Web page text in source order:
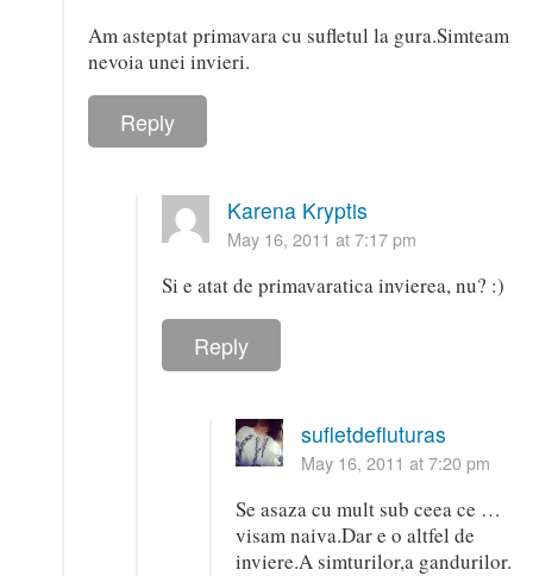
Am asteptat primavara cu sufletul la gura.Simteam
nevoia unei invieri.
Reply
Karena Kryptis
May 16, 2011 at 7:17 pm
Si e atat de primavaratica invierea, nu? :)
Reply
sufletdefluturas
May 16, 2011 at 7:20 pm
Se asaza cu mult sub ceea ce …
visam naiva.Dar e o altfel de
inviere.A simturilor,a gandurilor.